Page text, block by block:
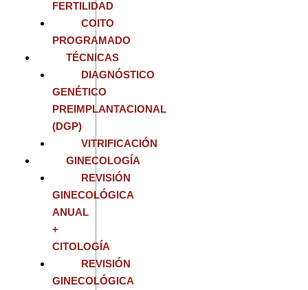
FERTILIDAD
COITO
PROGRAMADO
TÉCNICAS
DIAGNÓSTICO
GENÉTICO
PREIMPLANTACIONAL
(DGP)
VITRIFICACIÓN
GINECOLOGÍA
REVISIÓN
GINECOLÓGICA
ANUAL
+
CITOLOGÍA
REVISIÓN
GINECOLÓGICA